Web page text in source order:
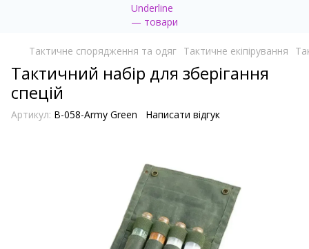
Тактичне спорядження та одяг Тактичне екіпірування
Тактичний набір для зберігання
спецій
Артикул: B-058-Army Green Написати відгук